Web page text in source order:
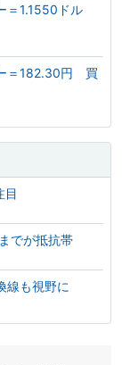
＝1.1550ドル
ー＝182.30円 買
目
でが抵抗帯
線も視野に